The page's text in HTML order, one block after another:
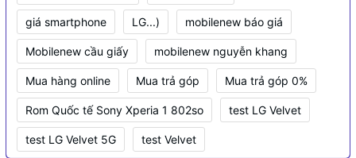
giá smartphone LG...) mobilenew báo giá
Mobilenew cầu giấy mobilenew nguyễn khang
Mua hàng online Mua trả góp Mua trả góp 0%
Rom Quốc tế Sony Xperia 1 802so test LG Velvet
test LG Velvet 5G test Velvet